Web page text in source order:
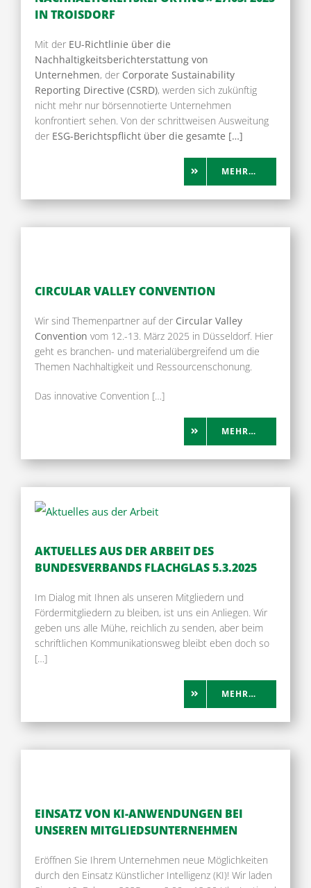
IN TROISDORF
Mit der EU-Richtlinie über die
Nachhaltigkeitsberichterstattung von
Unternehmen, der Corporate Sustainability
Reporting Directive (CSRD), werden sich zukünftig
nicht mehr nur börsennotierte Unternehmen
konfrontiert sehen. Von der schrittweisen Ausweitung
der ESG-Berichtspflicht über die gesamte […]
MEHR…
CIRCULAR VALLEY CONVENTION
Wir sind Themenpartner auf der Circular Valley
Convention vom 12.-13. März 2025 in Düsseldorf. Hier
geht es branchen- und materialübergreifend um die
Themen Nachhaltigkeit und Ressourcenschonung.
Das innovative Convention […]
MEHR…
AKTUELLES AUS DER ARBEIT DES
BUNDESVERBANDS FLACHGLAS 5.3.2025
Im Dialog mit Ihnen als unseren Mitgliedern und
Fördermitgliedern zu bleiben, ist uns ein Anliegen. Wir
geben uns alle Mühe, reichlich zu senden, aber beim
schriftlichen Kommunikationsweg bleibt eben doch so
[…]
MEHR…
EINSATZ VON KI-ANWENDUNGEN BEI
UNSEREN MITGLIEDSUNTERNEHMEN
Eröffnen Sie Ihrem Unternehmen neue Möglichkeiten
durch den Einsatz Künstlicher Intelligenz (KI)! Wir laden